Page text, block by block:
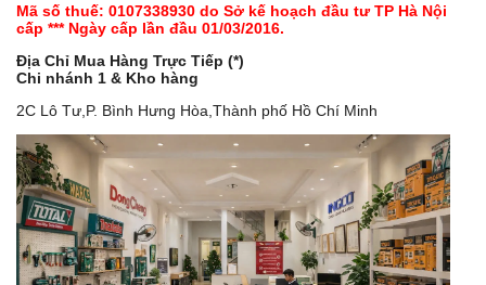
Mã số thuế: 0107338930 do Sở kế hoạch đầu tư TP Hà Nội
cấp *** Ngày cấp lần đầu 01/03/2016.
Địa Chỉ Mua Hàng Trực Tiếp (*)
Chi nhánh 1 & Kho hàng
2C Lô Tư,P. Bình Hưng Hòa,Thành phố Hồ Chí Minh